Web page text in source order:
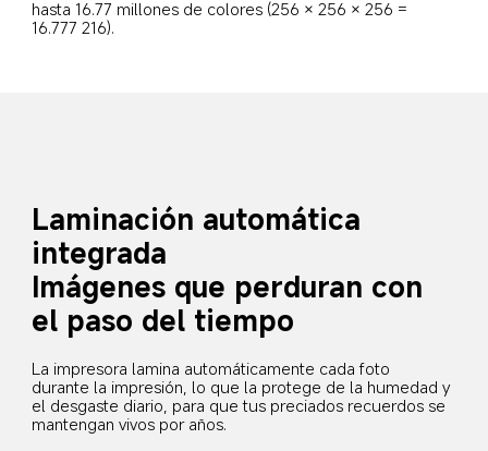
hasta 16.77 millones de colores (256 × 256 × 256 =
16.777 216).
Laminación automática
integrada
Imágenes que perduran con
el paso del tiempo
La impresora lamina automáticamente cada foto
durante la impresión, lo que la protege de la humedad y
el desgaste diario, para que tus preciados recuerdos se
mantengan vivos por años.